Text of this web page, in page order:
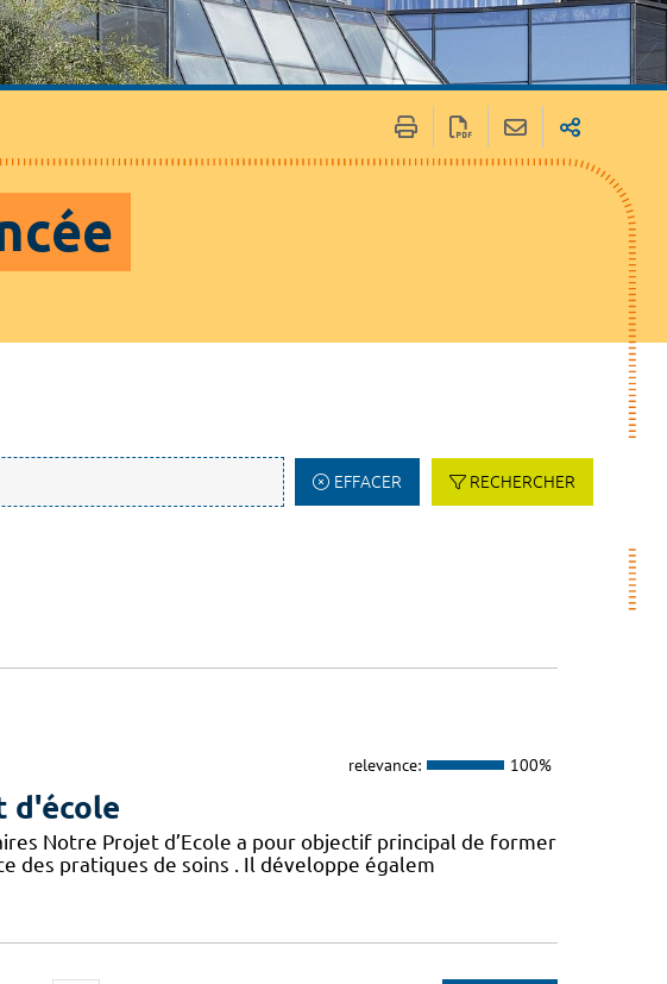
EFFACER RECHERCHER
relevance: 100%
d'école
Notre Projet d’Ecole a pour objectif principal de former
des pratiques de soins . Il développe égalem